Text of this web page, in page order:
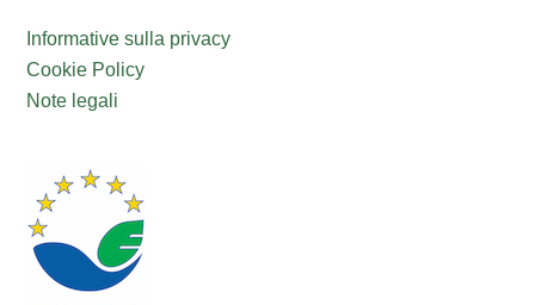
Informative sulla privacy
Cookie Policy
Note legali